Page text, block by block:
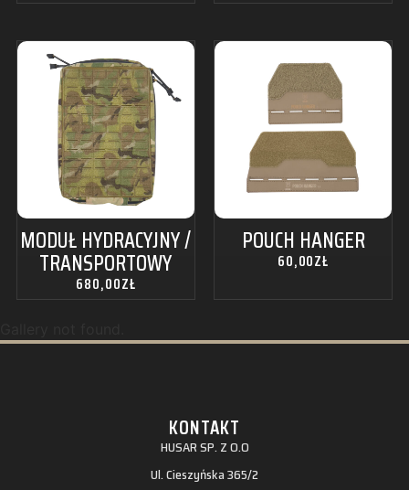
MODUŁ HYDRACYJNY /
TRANSPORTOWY
680,00ZŁ
POUCH HANGER
60,00ZŁ
KONTAKT
HUSAR SP. Z O.O
Ul. Cieszyńska 365/2